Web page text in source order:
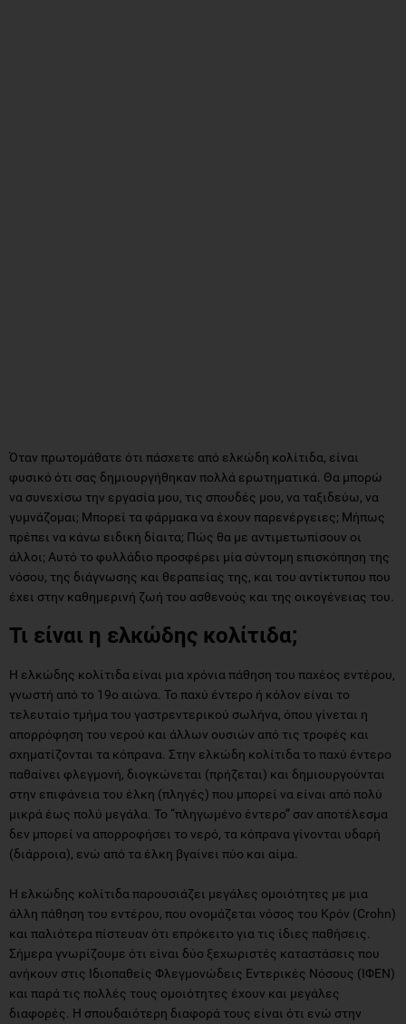
Όταν πρωτομάθατε ότι πάσχετε από ελκώδη κολίτιδα, είναι
φυσικό ότι σας δημιουργήθηκαν πολλά ερωτηματικά. Θα μπορώ
να συνεχίσω την εργασία μου, τις σπουδές μου, να ταξιδεύω, να
γυμνάζομαι; Μπορεί τα φάρμακα να έχουν παρενέργειες; Μήπως
πρέπει να κάνω ειδική δίαιτα; Πώς θα με αντιμετωπίσουν οι
άλλοι; Αυτό το φυλλάδιο προσφέρει μία σύντομη επισκόπηση της
νόσου, της διάγνωσης και θεραπείας της, και του αντίκτυπου που
έχει στην καθημερινή ζωή του ασθενούς και της οικογένειας του.
Τι είναι η ελκώδης κολίτιδα;
Η ελκώδης κολίτιδα είναι μια χρόνια πάθηση του παχέος εντέρου,
γνωστή από το 19ο αιώνα. Το παχύ έντερο ή κόλον είναι το
τελευταίο τμήμα του γαστρεντερικού σωλήνα, όπου γίνεται η
απορρόφηση του νερού και άλλων ουσιών από τις τροφές και
σχηματίζονται τα κόπρανα. Στην ελκώδη κολίτιδα το παχύ έντερο
παθαίνει φλεγμονή, διογκώνεται (πρήζεται) και δημιουργούνται
στην επιφάνεια του έλκη (πληγές) που μπορεί να είναι από πολύ
μικρά έως πολύ μεγάλα. Το “πληγωμένο έντερο” σαν αποτέλεσμα
δεν μπορεί να απορροφήσει το νερό, τα κόπρανα γίνονται υδαρή
(διάρροια), ενώ από τα έλκη βγαίνει πύο και αίμα.
Η ελκώδης κολίτιδα παρουσιάζει μεγάλες ομοιότητες με μια
άλλη πάθηση του εντέρου, που ονομάζεται νόσος του Κρόν (Crohn)
και παλιότερα πίστευαν ότι επρόκειτο για τις ίδιες παθήσεις.
Σήμερα γνωρίζουμε ότι είναι δύο ξεχωριστές καταστάσεις που
ανήκουν στις Ιδιοπαθείς Φλεγμονώδεις Εντερικές Νόσους (ΙΦΕΝ)
και παρά τις πολλές τους ομοιότητες έχουν και μεγάλες
διαφορές. Η σπουδαιότερη διαφορά τους είναι ότι ενώ στην